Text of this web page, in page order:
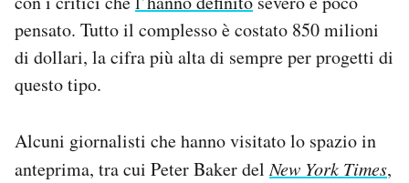
pensato. Tutto il complesso è costato 850 milioni
di dollari, la cifra più alta di sempre per progetti di
questo tipo.
Alcuni giornalisti che hanno visitato lo spazio in
anteprima, tra cui Peter Baker delNew York Times,